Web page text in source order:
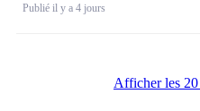
Publié il y a 4 jours
Afficher les